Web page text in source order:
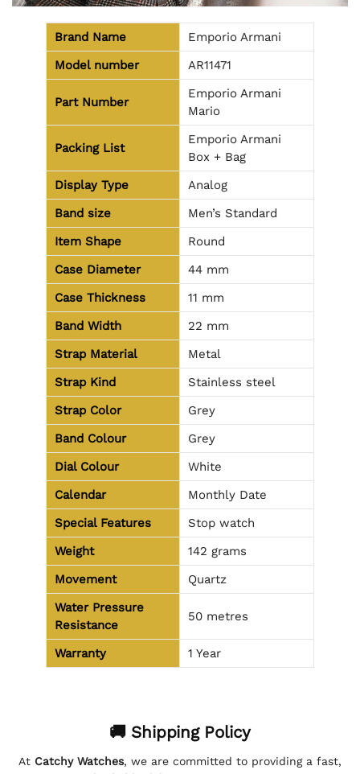
Brand Name
Emporio Armani
Model number
AR11471
Part Number
Emporio Armani
Mario
Packing List
Emporio Armani
Box + Bag
Display Type
Analog
Band size
Men’s Standard
Item Shape
Round
Case Diameter
44 mm
Case Thickness
11 mm
Band Width
22 mm
Strap Material
Metal
Strap Kind
Stainless steel
Strap Color
Grey
Band Colour
Grey
Dial Colour
White
Calendar
Monthly Date
Special Features
Stop watch
Weight
142 grams
Movement
Quartz
Water Pressure
Resistance
50 metres
Warranty 1 Year
🚚 Shipping Policy
At Catchy Watches, we are committed to providing a fast,